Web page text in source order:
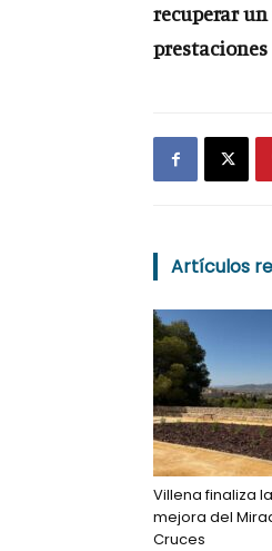
recuperar
Artículos
Villena finaliza
mejora del
Cruces